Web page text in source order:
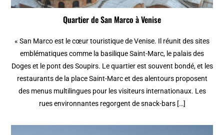
Quartier de San Marco à Venise
« San Marco est le cœur touristique de Venise. Il réunit des sites
emblématiques comme la basilique Saint-Marc, le palais des
Doges et le pont des Soupirs. Le quartier est souvent bondé, et les
restaurants de la place Saint-Marc et des alentours proposent
des menus multilingues pour les visiteurs internationaux. Les
rues environnantes regorgent de snack-bars […]